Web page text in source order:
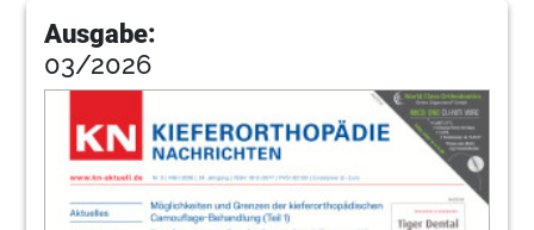
Ausgabe:
03/2026